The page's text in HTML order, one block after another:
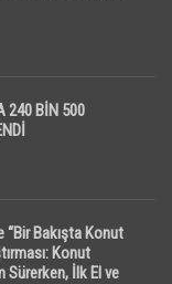
240 BİN 500
“Bir Bakışta Konut
Konut
Sürerken, İlk El ve